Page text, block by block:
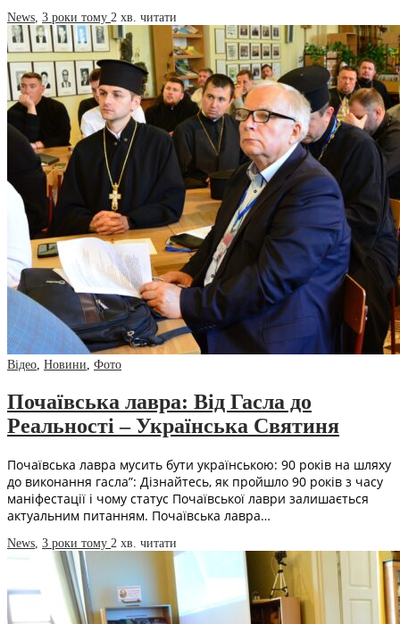
News, 3 роки тому 2 хв. читати
Відео, Новини, Фото
Почаївська лавра: Від Гасла до
Реальності – Українська Святиня
Почаївська лавра мусить бути українською: 90 років на шляху
до виконання гасла”: Дізнайтесь, як пройшло 90 років з часу
маніфестації і чому статус Почаївської лаври залишається
актуальним питанням. Почаївська лавра…
News, 3 роки тому 2 хв. читати